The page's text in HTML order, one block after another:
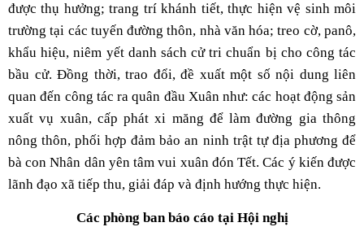
được thụ hưởng; trang trí khánh tiết, thực hiện vệ sinh môi
trường tại các tuyến đường thôn, nhà văn hóa; treo cờ, panô,
khẩu hiệu, niêm yết danh sách cử tri chuẩn bị cho công tác
bầu cử. Đồng thời, trao đổi, đề xuất một số nội dung liên
quan đến công tác ra quân đầu Xuân như: các hoạt động sản
xuất vụ xuân, cấp phát xi măng để làm đường gia thông
nông thôn, phối hợp đảm bảo an ninh trật tự địa phương để
bà con Nhân dân yên tâm vui xuân đón Tết. Các ý kiến được
lãnh đạo xã tiếp thu, giải đáp và định hướng thực hiện.
Các phòng ban báo cáo tại Hội nghị